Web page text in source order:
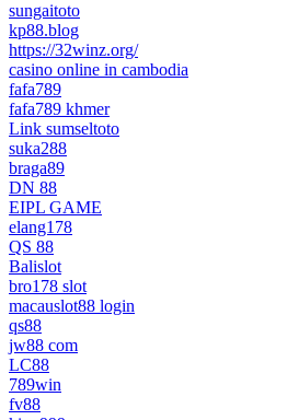
sungaitoto
kp88.blog
https://32winz.org/
casino online in cambodia
fafa789
fafa789 khmer
Link sumseltoto
suka288
braga89
DN 88
EIPL GAME
elang178
QS 88
Balislot
bro178 slot
macauslot88 login
qs88
jw88 com
LC88
789win
fv88